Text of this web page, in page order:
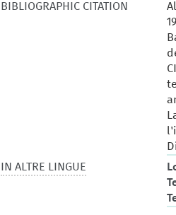
BIBLIOGRAPHIC CITATION
IN ALTRE LINGUE